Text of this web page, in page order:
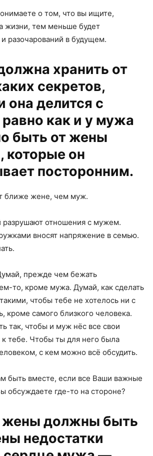
о том, что вы ищите,
жизни, тем меньше будет
разочарований в будущем.
хранить от
секретов,
она делится с
как и у мужа
быть от жены
которые он
посторонним.
ближе жене, чем муж.
отношения с мужем.
вносят напряжение в семью.
прежде чем бежать
то, кроме мужа. Думай, как сделать
чтобы тебе не хотелось ни с
кроме самого близкого человека.
так, чтобы и муж нёс все свои
тебе. Чтобы ты для него была
с кем можно всё обсудить.
быть вместе, если все Ваши важные
обсуждаете где-то на стороне?
жены должны быть
недостатки